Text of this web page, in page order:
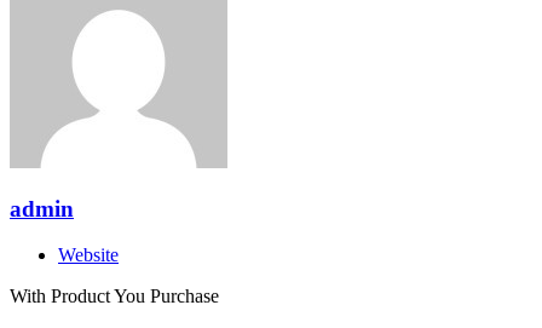
admin
Website
With Product You Purchase